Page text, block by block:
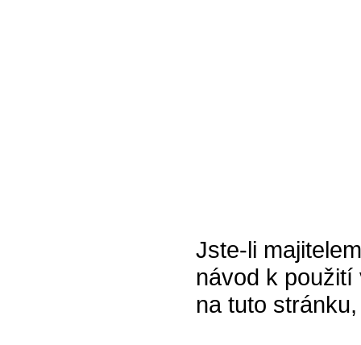
Jste-li
návod k
na tuto